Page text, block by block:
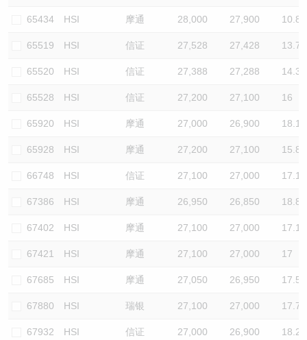
65434 HSI 摩通 28,000 27,900 10.8
65519 HSI 信证 27,528 27,428 13.7
65520 HSI 信证 27,388 27,288 14.3
65528 HSI 信证 27,200 27,100 16
65920 HSI 摩通 27,000 26,900 18.1
65928 HSI 摩通 27,200 27,100 15.8
66748 HSI 信证 27,100 27,000 17.1
67386 HSI 摩通 26,950 26,850 18.8
67402 HSI 摩通 27,100 27,000 17.1
67421 HSI 摩通 27,100 27,000 17
67685 HSI 摩通 27,050 26,950 17.5
67880 HSI 瑞银 27,100 27,000 17.7
67932 HSI 信证 27,000 26,900 18.2